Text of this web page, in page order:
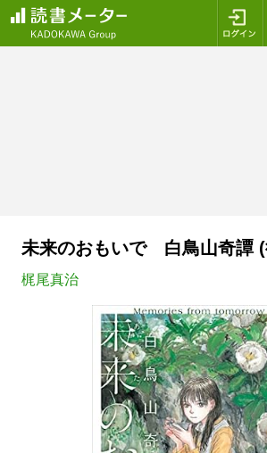
未来のおもいで 白鳥山奇譚 (
梶尾真治